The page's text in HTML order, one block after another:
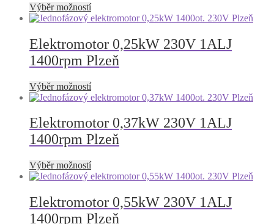
Výběr možnostíTento
produkt
více
variant.
Možnosti
vybrat
na
stránce
produktu
Elektromotor 0,25kW 230V 1ALJ
1400rpm Plzeň
Výběr možnostíTento
produkt
více
variant.
Možnosti
vybrat
na
produktu
Elektromotor 0,37kW 230V 1ALJ
1400rpm Plzeň
Výběr možnostíTento
produkt
více
variant.
Možnosti
Elektromotor 0,55kW 230V 1ALJ
1400rpm Plzeň